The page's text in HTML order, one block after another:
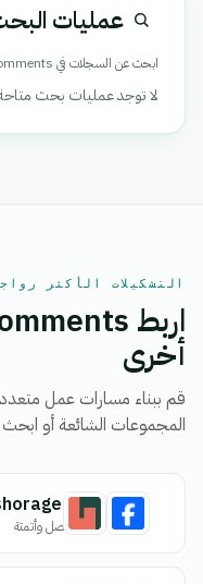
عمليات
ابحث عن السجلات في Facebook Comments من أي أتمتة.
لا توجد عمليات بحث
التشكيلات الأكثر
أخرى
قم ببناء مسارات عمل
المجموعات الشائعة أو
اتصل وأتمتة